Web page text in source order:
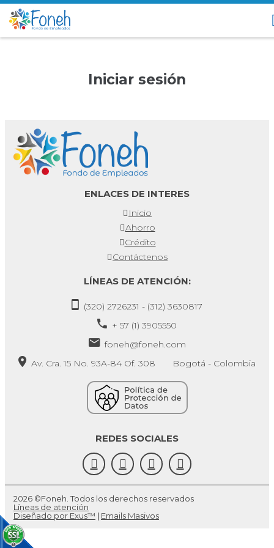
Iniciar sesión
ENLACES DE INTERES
Inicio
Ahorro
Crédito
Contáctenos
LÍNEAS DE ATENCIÓN:
(320) 2726231 - (312) 3630817
+ 57 (1) 3905550
foneh@foneh.com
Av. Cra. 15 No. 93A-84 Of. 308 Bogotá - Colombia
REDES SOCIALES
2026 ©Foneh. Todos los derechos reservados
Líneas de atención
Diseñado por Exus™ | Emails Masivos